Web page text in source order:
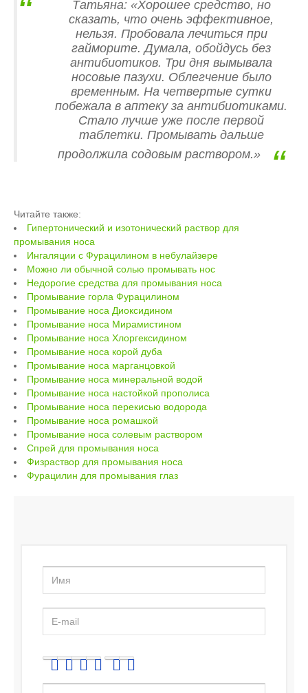
Татьяна: «Хорошее средство, но
сказать, что очень эффективное,
нельзя. Пробовала лечиться при
гайморите. Думала, обойдусь без
антибиотиков. Три дня вымывала
носовые пазухи. Облегчение было
временным. На четвертые сутки
побежала в аптеку за антибиотиками.
Стало лучше уже после первой
таблетки. Промывать дальше
продолжила содовым раствором.»
Читайте также:
Гипертонический и изотонический раствор для
промывания носа
Ингаляции с Фурацилином в небулайзере
Можно ли обычной солью промывать нос
Недорогие средства для промывания носа
Промывание горла Фурацилином
Промывание носа Диоксидином
Промывание носа Мирамистином
Промывание носа Хлоргексидином
Промывание носа корой дуба
Промывание носа марганцовкой
Промывание носа минеральной водой
Промывание носа настойкой прополиса
Промывание носа перекисью водорода
Промывание носа ромашкой
Промывание носа солевым раствором
Спрей для промывания носа
Физраствор для промывания носа
Фурацилин для промывания глаз